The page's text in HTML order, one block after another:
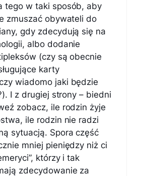
tego w taki sposób, aby
zmuszać obywateli do
gdy zdecydują się na
albo dodanie
(czy są obecnie
karty
wiadomo jaki będzie
I z drugiej strony – biedni
zobacz, ile rodzin żyje
ile rodzin nie radzi
sytuacją. Spora część
mniej pieniędzy niż ci
którzy i tak
zdecydowanie za